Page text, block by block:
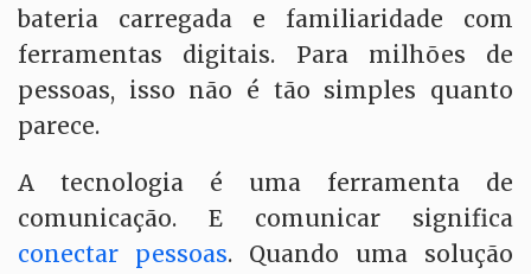
bateria carregada e familiaridade com
ferramentas digitais. Para milhões de
pessoas, isso não é tão simples quanto
parece.
A tecnologia é uma ferramenta de
comunicação. E comunicar significa
conectar pessoas. Quando uma solução